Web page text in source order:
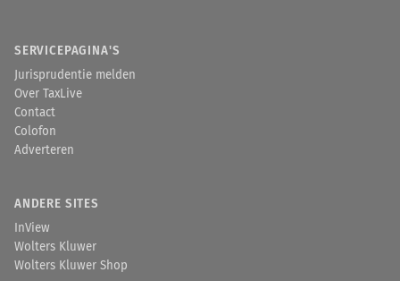
SERVICEPAGINA'S
Jurisprudentie melden
Over TaxLive
Contact
Colofon
Adverteren
ANDERE SITES
InView
Wolters Kluwer
Wolters Kluwer Shop